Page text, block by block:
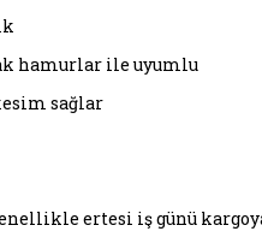
hamurlar ile uyumlu
sağlar
ertesi iş günü